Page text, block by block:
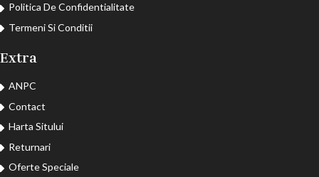
Politica De Confidentialitate
Termeni Si Conditii
Extra
ANPC
Contact
Harta Sitului
Returnari
Oferte Speciale